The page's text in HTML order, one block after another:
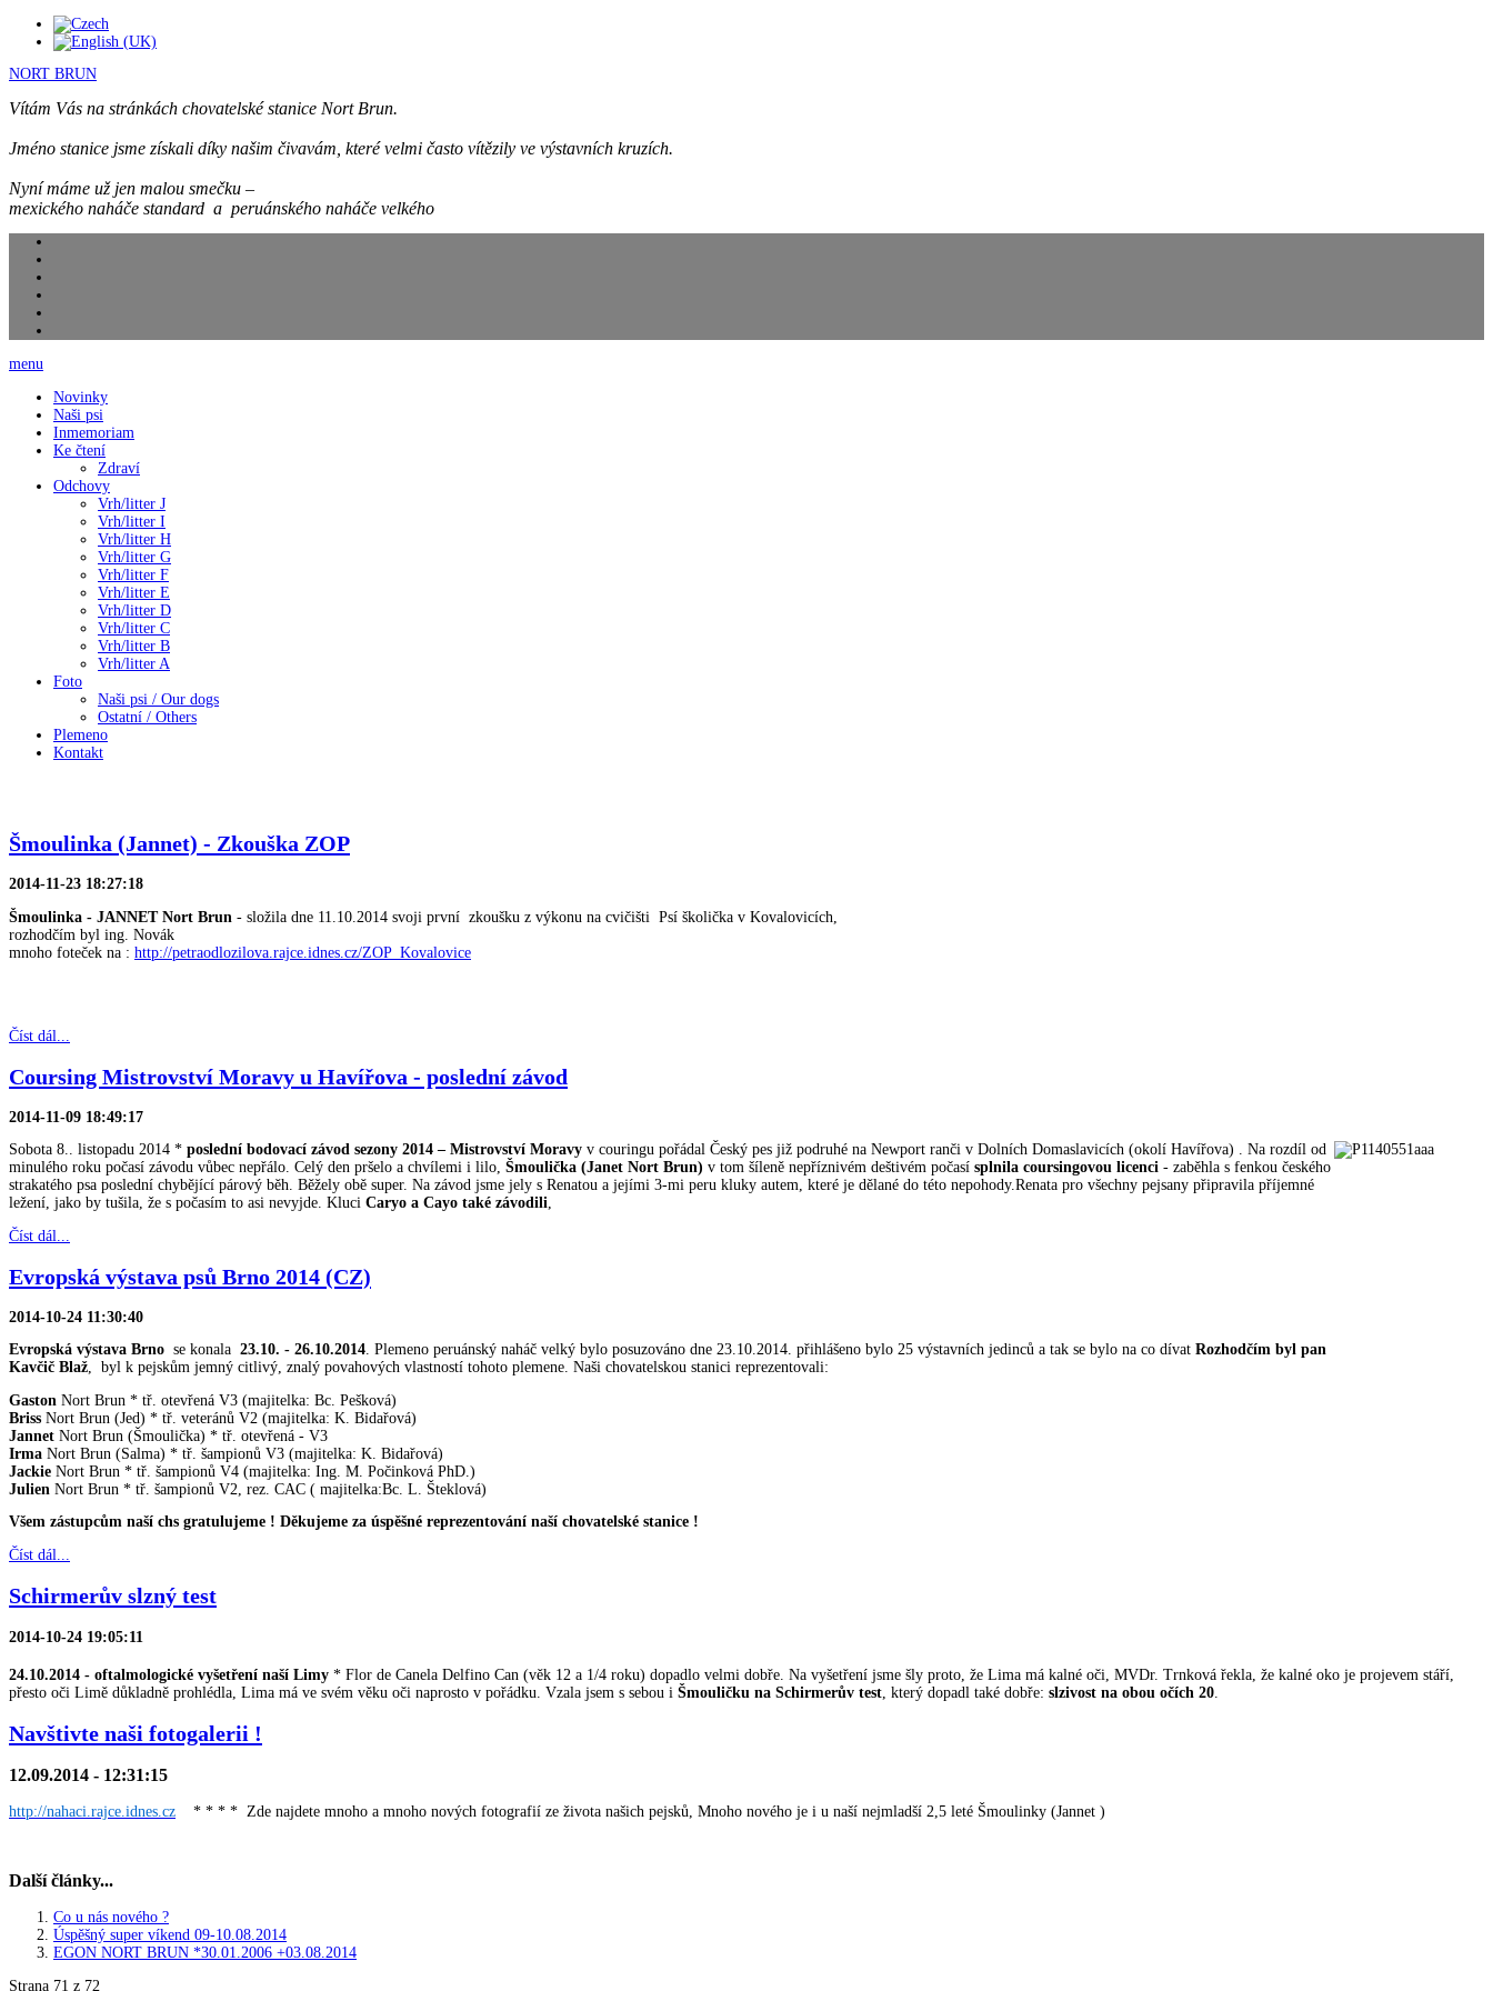
NORT BRUN
Vítám Vás na stránkách chovatelské stanice Nort Brun.
Jméno stanice jsme získali díky našim čivavám, které velmi často vítězily ve výstavních kruzích.
Nyní máme už jen malou smečku –
mexického naháče standard a peruánského naháče velkého
menu
Novinky
Naši psi
Inmemoriam
Ke čtení
Zdraví
Odchovy
Vrh/litter J
Vrh/litter I
Vrh/litter H
Vrh/litter G
Vrh/litter F
Vrh/litter E
Vrh/litter D
Vrh/litter C
Vrh/litter B
Vrh/litter A
Foto
Naši psi / Our dogs
Ostatní / Others
Plemeno
Kontakt
Šmoulinka (Jannet) - Zkouška ZOP
2014-11-23 18:27:18
Šmoulinka - JANNET Nort Brun - složila dne 11.10.2014 svoji první zkoušku z výkonu na cvičišti Psí školička v Kovalovicích,
rozhodčím byl ing. Novák
mnoho foteček na : http://petraodlozilova.rajce.idnes.cz/ZOP_Kovalovice
Číst dál...
Coursing Mistrovství Moravy u Havířova - poslední závod
2014-11-09 18:49:17
Sobota 8.. listopadu 2014 * poslední bodovací závod sezony 2014 – Mistrovství Moravy v couringu pořádal Český pes již podruhé na Newport ranči v Dolních Domaslavicích (okolí Havířova) . Na rozdíl od
minulého roku počasí závodu vůbec nepřálo. Celý den pršelo a chvílemi i lilo, Šmoulička (Janet Nort Brun) v tom šíleně nepříznivém deštivém počasí splnila coursingovou licenci - zaběhla s fenkou českého
strakatého psa poslední chybějící párový běh. Běžely obě super. Na závod jsme jely s Renatou a jejími 3-mi peru kluky autem, které je dělané do této nepohody.Renata pro všechny pejsany připravila příjemné
ležení, jako by tušila, že s počasím to asi nevyjde. Kluci Caryo a Cayo také závodili,
Číst dál...
Evropská výstava psů Brno 2014 (CZ)
2014-10-24 11:30:40
Evropská výstava Brno se konala 23.10. - 26.10.2014. Plemeno peruánský naháč velký bylo posuzováno dne 23.10.2014. přihlášeno bylo 25 výstavních jedinců a tak se bylo na co dívat Rozhodčím byl pan
Kavčič Blaž, byl k pejskům jemný citlivý, znalý povahových vlastností tohoto plemene. Naši chovatelskou stanici reprezentovali:
Gaston Nort Brun * tř. otevřená V3 (majitelka: Bc. Pešková)
Briss Nort Brun (Jed) * tř. veteránů V2 (majitelka: K. Bidařová)
Jannet Nort Brun (Šmoulička) * tř. otevřená - V3
Irma Nort Brun (Salma) * tř. šampionů V3 (majitelka: K. Bidařová)
Jackie Nort Brun * tř. šampionů V4 (majitelka: Ing. M. Počinková PhD.)
Julien Nort Brun * tř. šampionů V2, rez. CAC ( majitelka:Bc. L. Šteklová)
Všem zástupcům naší chs gratulujeme ! Děkujeme za úspěšné reprezentování naší chovatelské stanice !
Číst dál...
Schirmerův slzný test
2014-10-24 19:05:11
24.10.2014 - oftalmologické vyšetření naší Limy * Flor de Canela Delfino Can (věk 12 a 1/4 roku) dopadlo velmi dobře. Na vyšetření jsme šly proto, že Lima má kalné oči, MVDr. Trnková řekla, že kalné oko je projevem stáří,
přesto oči Limě důkladně prohlédla, Lima má ve svém věku oči naprosto v pořádku. Vzala jsem s sebou i Šmouličku na Schirmerův test, který dopadl také dobře: slzivost na obou očích 20.
Navštivte naši fotogalerii !
12.09.2014 - 12:31:15
http://nahaci.rajce.idnes.cz * * * * Zde najdete mnoho a mnoho nových fotografií ze života našich pejsků, Mnoho nového je i u naší nejmladší 2,5 leté Šmoulinky (Jannet )
Další články...
Co u nás nového ?
Úspěšný super víkend 09-10.08.2014
EGON NORT BRUN *30.01.2006 +03.08.2014
Strana 71 z 72